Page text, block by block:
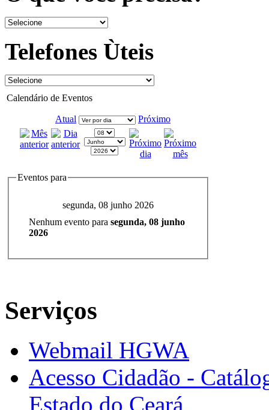
Telefones Ùteis
Calendário de Eventos
Atual Próximo
Eventos para
segunda, 08 junho 2026
Nenhum evento para segunda, 08 junho
2026
Serviços
Webmail HGWA
Acesso Cidadão -
Estado do Ceará